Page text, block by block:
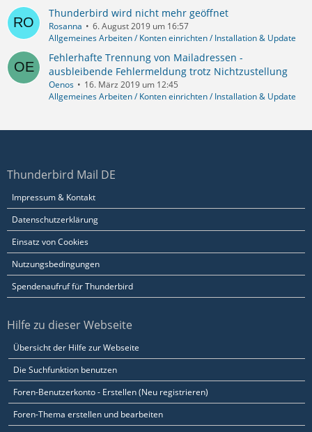
Thunderbird wird nicht mehr geöffnet
Rosanna
6. August 2019 um 16:57
Allgemeines Arbeiten / Konten einrichten / Installation & Update
Fehlerhafte Trennung von Mailadressen -
ausbleibende Fehlermeldung trotz Nichtzustellung
Oenos
16. März 2019 um 12:45
Allgemeines Arbeiten / Konten einrichten / Installation & Update
Thunderbird Mail DE
Impressum & Kontakt
Datenschutzerklärung
Einsatz von Cookies
Nutzungsbedingungen
Spendenaufruf für Thunderbird
Hilfe zu dieser Webseite
Übersicht der Hilfe zur Webseite
Die Suchfunktion benutzen
Foren-Benutzerkonto - Erstellen (Neu registrieren)
Foren-Thema erstellen und bearbeiten